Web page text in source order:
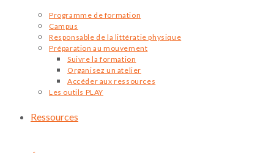
Programme de formation
Campus
Responsable de la littératie physique
Préparation au mouvement
Suivre la formation
Organisez un atelier
Accéder aux ressources
Les outils PLAY
Ressources